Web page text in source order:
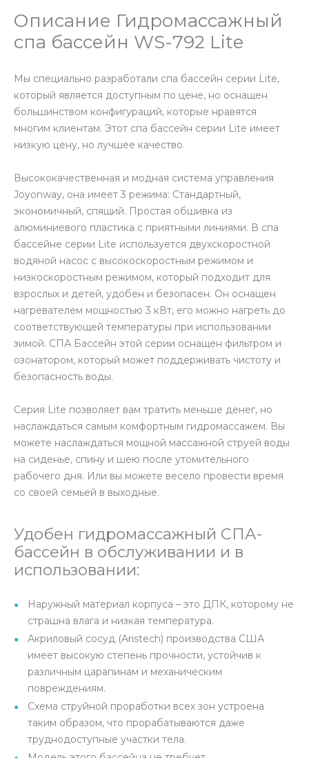
Описание Гидромассажный
спа бассейн WS-792 Lite
Мы специально разработали спа бассейн серии Lite,
который является доступным по цене, но оснащен
большинством конфигураций, которые нравятся
многим клиентам. Этот спа бассейн серии Lite имеет
низкую цену, но лучшее качество.
Высококачественная и модная система управления
Joyonway, она имеет 3 режима: Стандартный,
экономичный, спящий. Простая обшивка из
алюминиевого пластика с приятными линиями. В спа
бассейне серии Lite используется двухскоростной
водяной насос с высокоскоростным режимом и
низкоскоростным режимом, который подходит для
взрослых и детей, удобен и безопасен. Он оснащен
нагревателем мощностью 3 кВт, его можно нагреть до
соответствующей температуры при использовании
зимой. СПА Бассейн этой серии оснащен фильтром и
озонатором, который может поддерживать чистоту и
безопасность воды.
Серия Lite позволяет вам тратить меньше денег, но
наслаждаться самым комфортным гидромассажем. Вы
можете наслаждаться мощной массажной струей воды
на сиденье, спину и шею после утомительного
рабочего дня. Или вы можете весело провести время
со своей семьей в выходные.
Удобен гидромассажный СПА-
бассейн в обслуживании и в
использовании:
Наружный материал корпуса – это ДПК, которому не
страшна влага и низкая температура.
Акриловый сосуд (Aristech) производства США
имеет высокую степень прочности, устойчив к
различным царапинам и механическим
повреждениям.
Схема струйной проработки всех зон устроена
таким образом, что прорабатываются даже
труднодоступные участки тела.